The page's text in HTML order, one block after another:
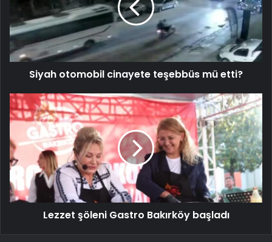
Siyah otomobil cinayete teşebbüs mü etti?
Lezzet şöleni Gastro Bakırköy başladı